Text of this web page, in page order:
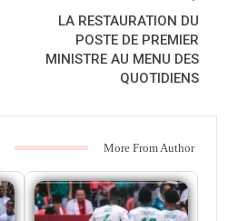
LA RESTAURATION DU
POSTE DE PREMIER
MINISTRE AU MENU DES
QUOTIDIENS
More From Author